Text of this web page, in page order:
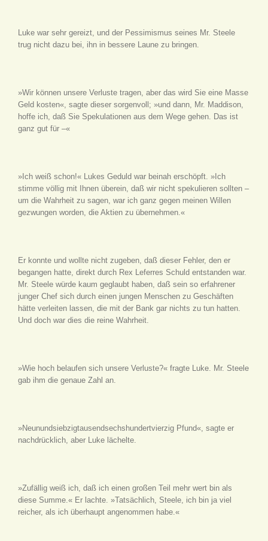
Luke war sehr gereizt, und der Pessimismus seines Mr. Steele
trug nicht dazu bei, ihn in bessere Laune zu bringen.
»Wir können unsere Verluste tragen, aber das wird Sie eine Masse
Geld kosten«, sagte dieser sorgenvoll; »und dann, Mr. Maddison,
hoffe ich, daß Sie Spekulationen aus dem Wege gehen. Das ist
ganz gut für –«
»Ich weiß schon!« Lukes Geduld war beinah erschöpft. »Ich
stimme völlig mit Ihnen überein, daß wir nicht spekulieren sollten –
um die Wahrheit zu sagen, war ich ganz gegen meinen Willen
gezwungen worden, die Aktien zu übernehmen.«
Er konnte und wollte nicht zugeben, daß dieser Fehler, den er
begangen hatte, direkt durch Rex Leferres Schuld entstanden war.
Mr. Steele würde kaum geglaubt haben, daß sein so erfahrener
junger Chef sich durch einen jungen Menschen zu Geschäften
hätte verleiten lassen, die mit der Bank gar nichts zu tun hatten.
Und doch war dies die reine Wahrheit.
»Wie hoch belaufen sich unsere Verluste?« fragte Luke. Mr. Steele
gab ihm die genaue Zahl an.
»Neunundsiebzigtausendsechshundertvierzig Pfund«, sagte er
nachdrücklich, aber Luke lächelte.
»Zufällig weiß ich, daß ich einen großen Teil mehr wert bin als
diese Summe.« Er lachte. »Tatsächlich, Steele, ich bin ja viel
reicher, als ich überhaupt angenommen habe.«